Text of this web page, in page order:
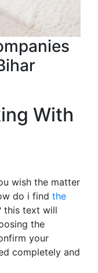
With
wish the matter
do i find the
this text will
the
your
completely and